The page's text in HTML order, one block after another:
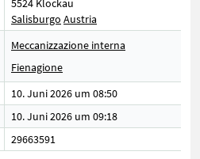
5524 Klockau
Salisburgo Austria
Meccanizzazione interna
Fienagione
10. Juni 2026 um 08:50
10. Juni 2026 um 09:18
29663591